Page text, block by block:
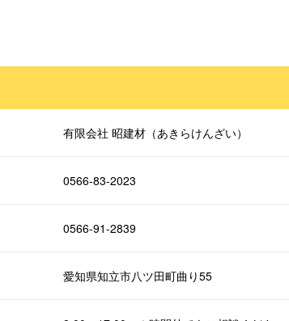
有限会社 昭建材（あきらけんざい）
0566-83-2023
0566-91-2839
愛知県知立市八ツ田町曲り55